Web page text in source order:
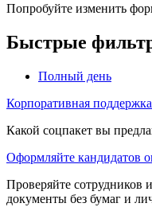
Попробуйте изменить
Быстрые
Полный день
Корпоративная
Какой соцпакет вы
Оформляйте кандидатов
Проверяйте сотрудников
документы без бумаг и